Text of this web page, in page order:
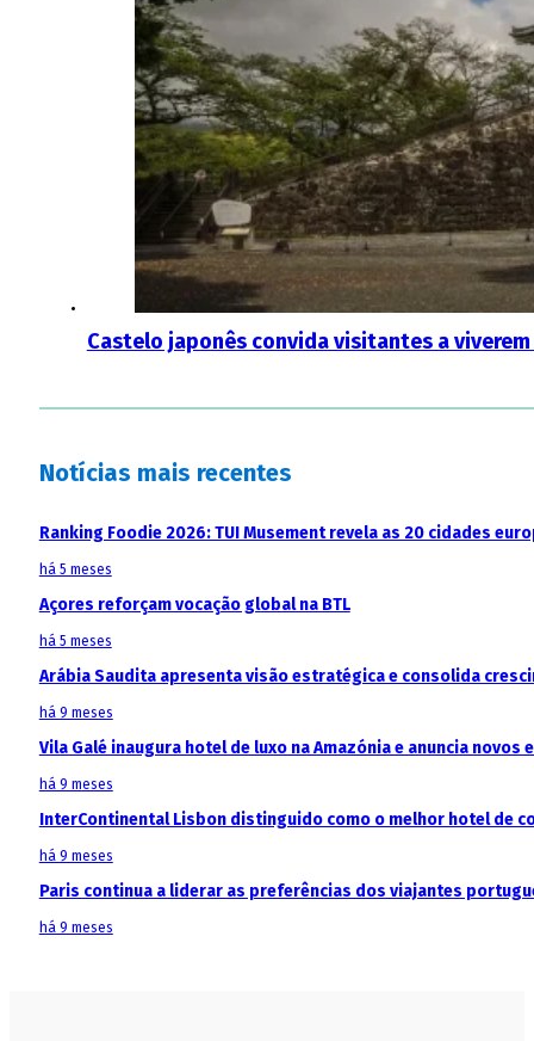
Castelo japonês convida visitantes a
Notícias mais recentes
Ranking Foodie 2026: TUI Musement revela as 20 cidades
há 5 meses
Açores reforçam vocação global na BTL
há 5 meses
Arábia Saudita apresenta visão estratégica e consolida
há 9 meses
Vila Galé inaugura hotel de luxo na Amazónia e anuncia
há 9 meses
InterContinental Lisbon distinguido como o melhor hotel de
há 9 meses
Paris continua a liderar as preferências dos viajantes
há 9 meses